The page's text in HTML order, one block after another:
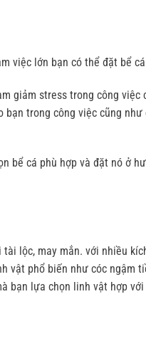
việc lớn bạn có thể đặt bể
giảm stress trong công việc
trong công việc cũng
bể cá phù hợp và đặt nó ở
lộc, may mắn. với nhiều
vật phổ biến như cóc ngậm
bạn lựa chọn linh vật hợp